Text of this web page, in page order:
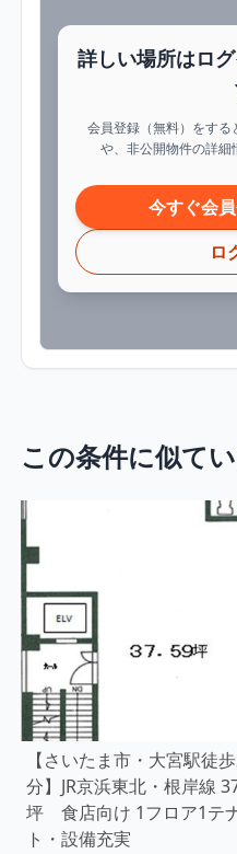
詳しい場所はロ
会員登録（無料）をす
や、非公開物件の詳細
今すぐ会
ロ
この条件に似て
【さいたま市・大宮駅徒
分】JR京浜東北・根岸線
坪 食店向け 1フロア1テ
ト・設備充実